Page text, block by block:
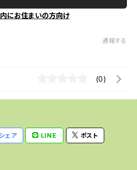
にお住まいの方向け
通報する
(0)
シェア LINE ポスト